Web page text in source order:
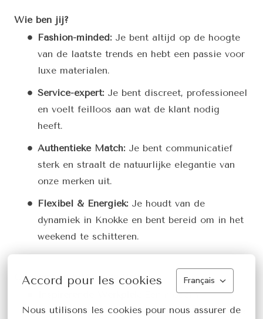
Accord pour les cookies Français
Nous utilisons les cookies pour nous assurer de
Wie ben jij?
Fashion-minded: Je bent altijd op de hoogte
van de laatste trends en hebt een passie voor
luxe materialen.
Service-expert: Je bent discreet, professioneel
en voelt feilloos aan wat de klant nodig
heeft.
Authentieke Match: Je bent communicatief
sterk en straalt de natuurlijke elegantie van
onze merken uit.
Flexibel & Energiek: Je houdt van de
dynamiek in Knokke en bent bereid om in het
weekend te schitteren.
Ons aanbod bij Van de Velde
Een modern
Experience Center op een absolute toplocatie